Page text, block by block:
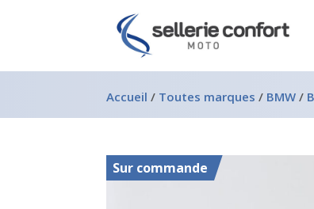
Accueil / Toutes marques / BMW /
Sur commande